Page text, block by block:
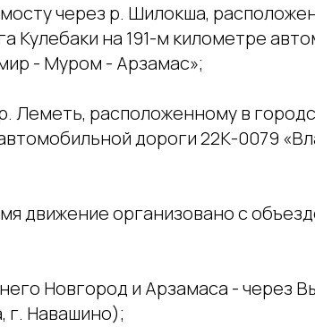
через р. Шилокша,
Кулебаки на 191-м километре
- Муром - Арзамас»;
Леметь, расположенному в
дороги 22К-0079
движение организовано с
Новгород и Арзамаса - через
г. Навашино);